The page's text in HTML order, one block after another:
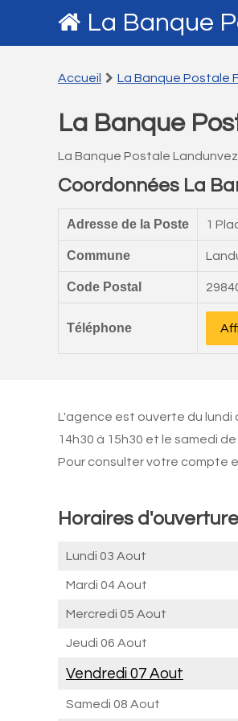
La Banque
Accueil La Banque Postale
La Banque
La Banque Postale
Coordonnées La
Adresse de la Poste 1
Commune
Code Postal
Téléphone
L'agence est ouverte du lundi
14h30 à 15h30 et le samedi
Pour consulter votre compte
Horaires
Lundi 03 Aout
Mardi 04 Aout
Mercredi 05 Aout
Jeudi 06 Aout
Vendredi 07 Aout
Samedi 08 Aout